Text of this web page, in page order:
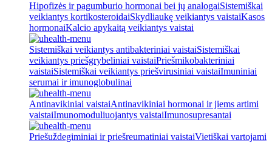
Hipofizės ir pagumburio hormonai bei jų analogaiSistemiškai
veikiantys kortikosteroidaiSkydliaukę veikiantys vaistaiKasos
hormonaiKalcio apykaitą veikiantys vaistai
Sistemiškai veikiantys antibakteriniai vaistaiSistemiškai
veikiantys priešgrybeliniai vaistaiPriešmikobakteriniai
vaistaiSistemiškai veikiantys priešvirusiniai vaistaiImuniniai
serumai ir imunoglobulinai
Antinavikiniai vaistaiAntinavikiniai hormonai ir jiems artimi
vaistaiImunomoduliuojantys vaistaiImunosupresantai
Priešuždegiminiai ir priešreumatiniai vaistaiVietiškai vartojami